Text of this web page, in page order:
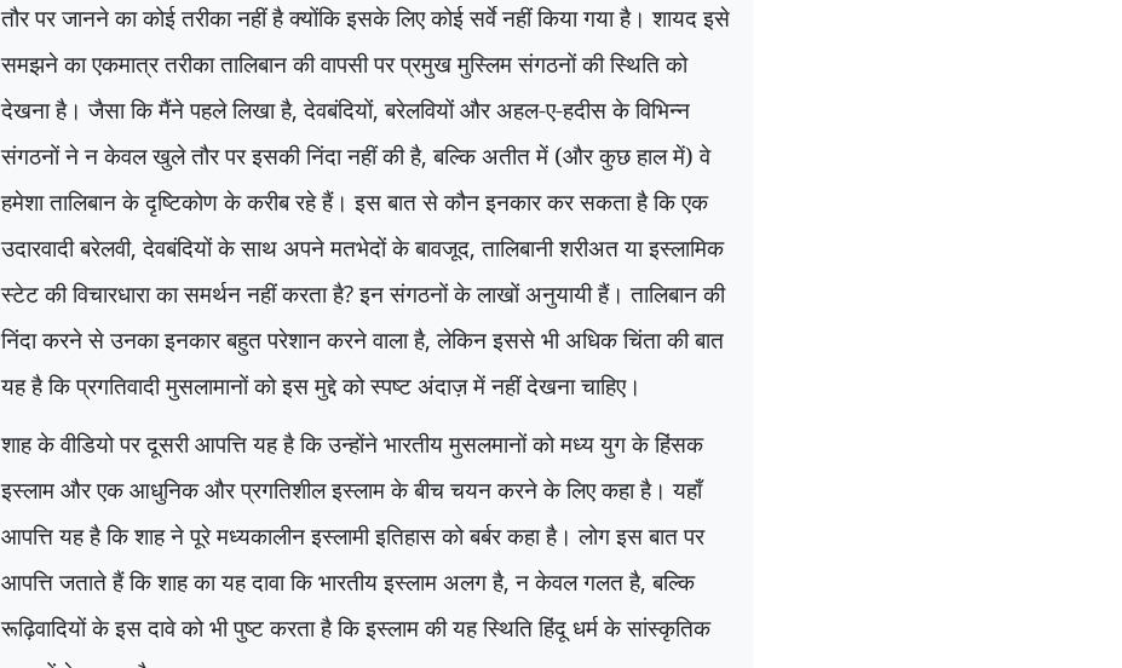
तौर पर जानने का कोई तरीका नहीं है क्योंकि इसके लिए कोई सर्वे नहीं किया गया है। शायद इसे
समझने का एकमात्र तरीका तालिबान की वापसी पर प्रमुख मुस्लिम संगठनों की स्थिति को
देखना है। जैसा कि मैंने पहले लिखा है,देवबंदियों,बरेलवियों और अहल-ए-हदीस के विभिन्न
संगठनों ने न केवल खुले तौर पर इसकी निंदा नहीं की है,बल्कि अतीत में (और कुछ हाल में) वे
हमेशा तालिबान के दृष्टिकोण के करीब रहे हैं। इस बात से कौन इनकार कर सकता है कि एक
उदारवादी बरेलवी,देवबंदियों के साथ अपने मतभेदों के बावजूद,तालिबानी शरीअत या इस्लामिक
स्टेट की विचारधारा का समर्थन नहीं करता है?इन संगठनों के लाखों अनुयायी हैं। तालिबान की
निंदा करने से उनका इनकार बहुत परेशान करने वाला है,लेकिन इससे भी अधिक चिंता की बात
यह है कि प्रगतिवादी मुसलामानों को इस मुद्दे को स्पष्ट अंदाज़ में नहीं देखना चाहिए।
शाह के वीडियो पर दूसरी आपत्ति यह है कि उन्होंने भारतीय मुसलमानों को मध्य युग के हिंसक
इस्लाम और एक आधुनिक और प्रगतिशील इस्लाम के बीच चयन करने के लिए कहा है। यहाँ
आपत्ति यह है कि शाह ने पूरे मध्यकालीन इस्लामी इतिहास को बर्बर कहा है। लोग इस बात पर
आपत्ति जताते हैं कि शाह का यह दावा कि भारतीय इस्लाम अलग है,न केवल गलत है,बल्कि
रूढ़िवादियों के इस दावे को भी पुष्ट करता है कि इस्लाम की यह स्थिति हिंदू धर्म के सांस्कृतिक